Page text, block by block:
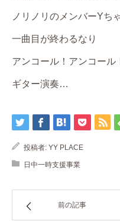
ノリノリのメンバーYち
一曲目が終わるなり
アンコール！アンコール
ギター演奏…
投稿者: YY PLACE
日中一時支援事業
前の記事